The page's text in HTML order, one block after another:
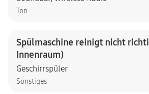
Ton
Spülmaschine reinigt nicht
Innenraum)
Geschirrspüler
Sonstiges